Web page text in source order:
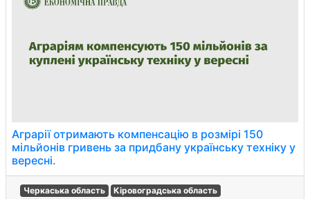
Аграрії отримають компенсацію в розмірі 150
мільйонів гривень за придбану українську техніку у
вересні.
Черкаська область
Кіровоградська область